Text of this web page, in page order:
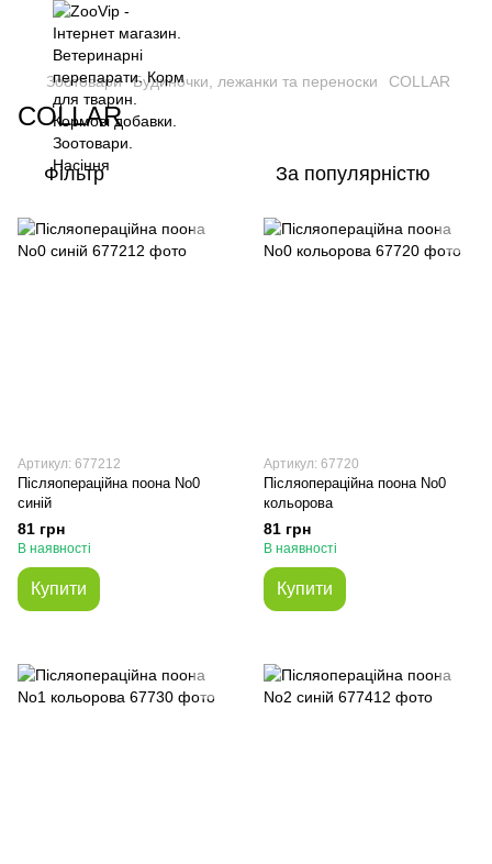
Зоотовари Будиночки, лежанки та переноски COLLAR
COLLAR
Фільтр За популярністю
Артикул: 677212
Післяопераційна поона No0
синій
81 грн
В наявності
Купити
Артикул: 67720
Післяопераційна поона No0
кольорова
81 грн
В наявності
Купити